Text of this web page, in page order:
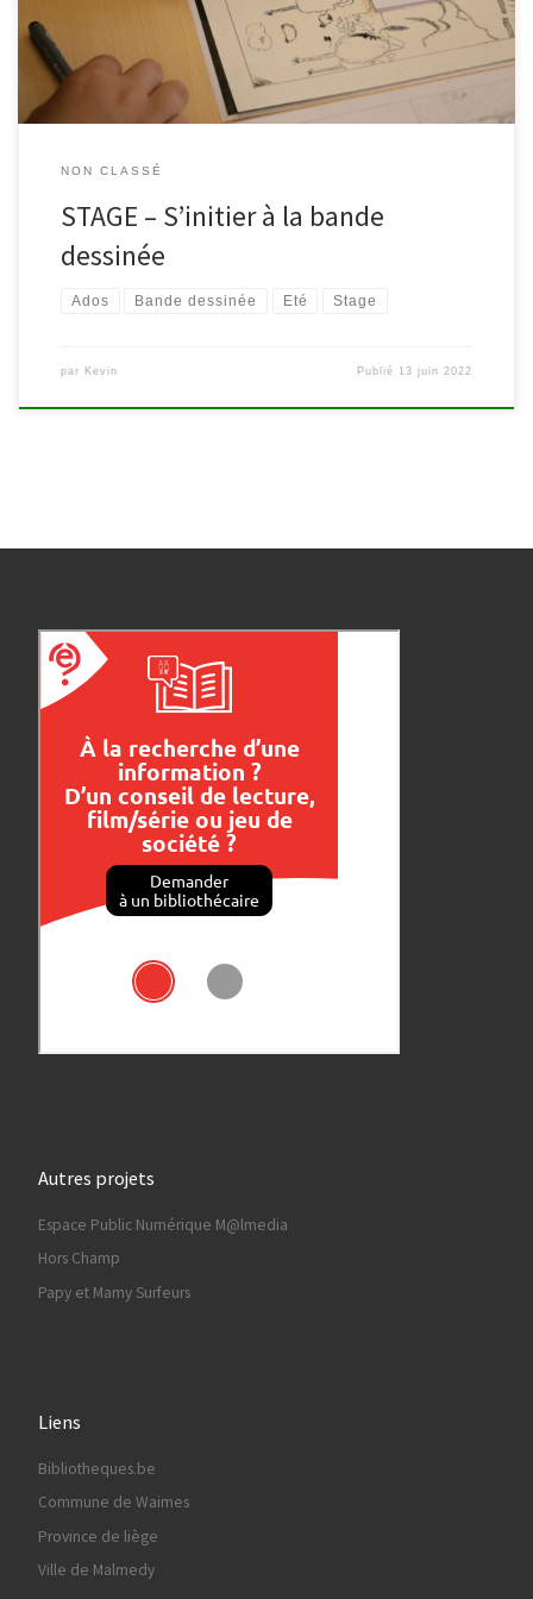
mise en couleur sur ordinateur. […]
NON CLASSÉ
STAGE – S’initier à la bande
dessinée
Ados Bande dessinée Eté Stage
par Kevin Publié 13 juin 2022
Autres projets
Espace Public Numérique M@lmedia
Hors Champ
Papy et Mamy Surfeurs
Liens
Bibliotheques.be
Commune de Waimes
Province de liège
Ville de Malmedy